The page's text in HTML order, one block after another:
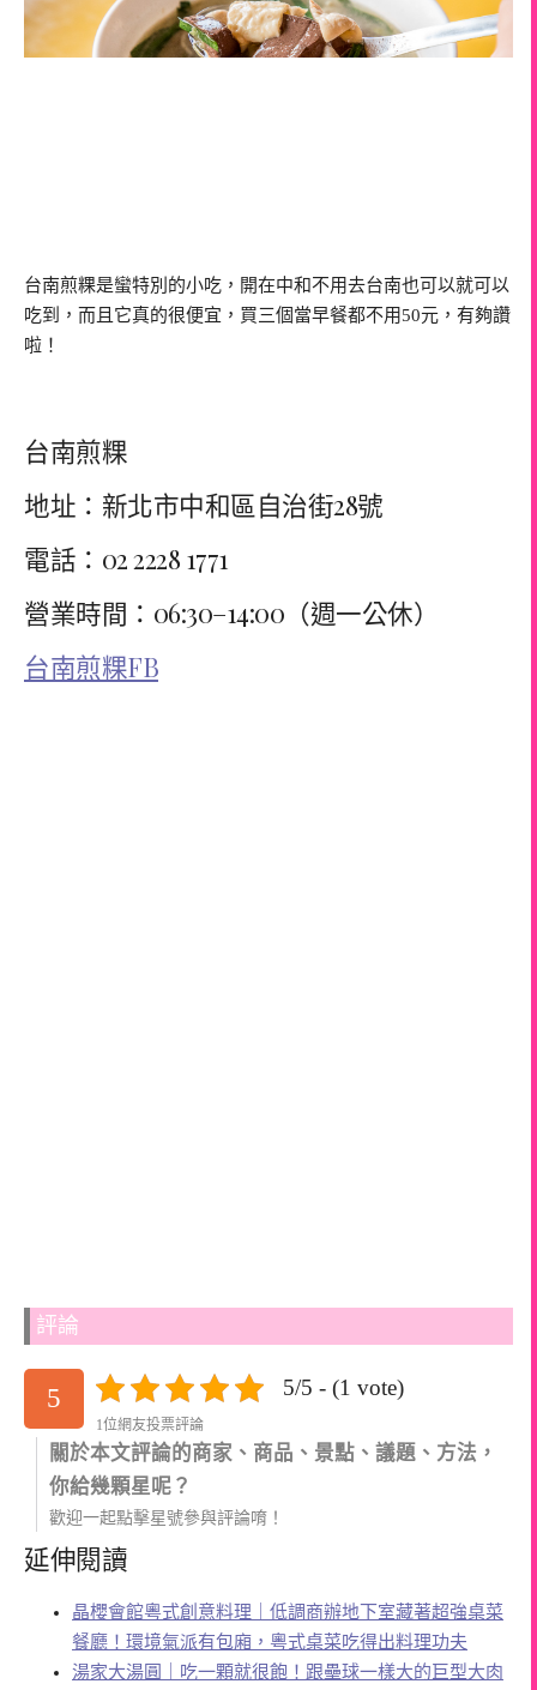
台南煎粿是蠻特別的小吃，開在中和不用去台南也可以就可以
吃到，而且它真的很便宜，買三個當早餐都不用50元，有夠讚
啦！
台南煎粿
地址：新北市中和區自治街28號
電話：02 2228 1771
營業時間：06:30–14:00（週一公休）
台南煎粿FB
評論
5 5/5 - (1 vote)
1位網友投票評論
關於本文評論的商家、商品、景點、議題、方法，
你給幾顆星呢？
歡迎一起點擊星號參與評論唷！
延伸閱讀
晶櫻會館粵式創意料理｜低調商辦地下室藏著超強桌菜
餐廳！環境氣派有包廂，粵式桌菜吃得出料理功夫
湯家大湯圓｜吃一顆就很飽！跟壘球一樣大的巨型大肉